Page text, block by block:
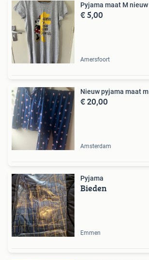
Pyjama maat M nieuw
€ 5,00
Amersfoort
Nieuw pyjama maat m
€ 20,00
Amsterdam
Pyjama
Bieden
Emmen